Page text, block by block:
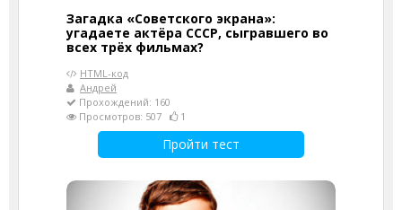
Загадка «Советского экрана»:
угадаете актёра СССР, сыгравшего во
всех трёх фильмах?
HTML-код
Андрей
Прохождений: 160
Просмотров: 507
1
Пройти тест